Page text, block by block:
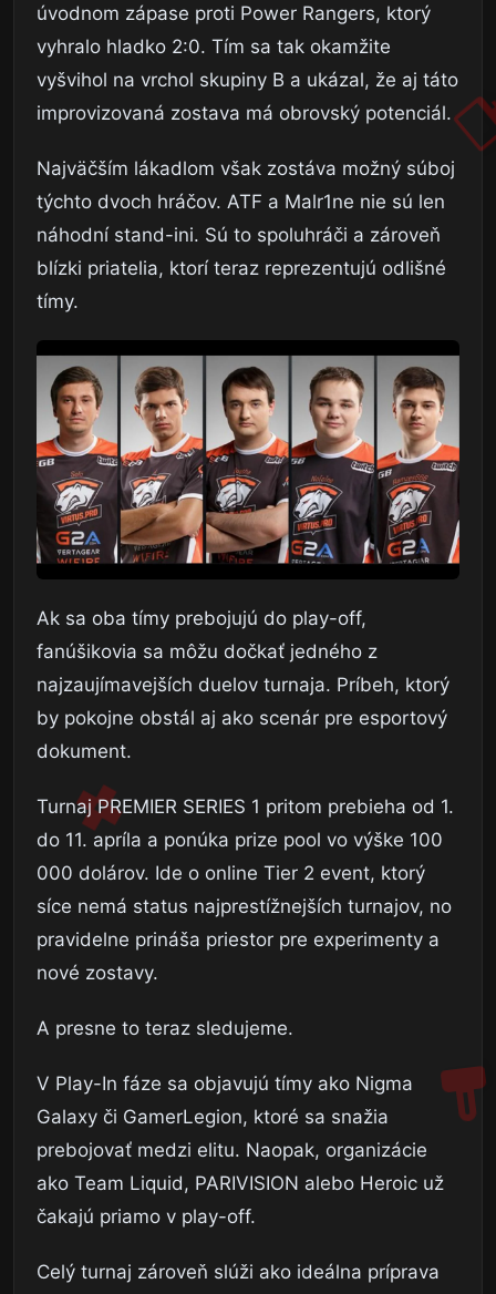
úvodnom zápase proti Power Rangers, ktorý
vyhralo hladko 2:0. Tím sa tak okamžite
vyšvihol na vrchol skupiny B a ukázal, že aj táto
improvizovaná zostava má obrovský potenciál.
Najväčším lákadlom však zostáva možný súboj
týchto dvoch hráčov. ATF a Malr1ne nie sú len
náhodní stand-ini. Sú to spoluhráči a zároveň
blízki priatelia, ktorí teraz reprezentujú odlišné
tímy.
Ak sa oba tímy prebojujú do play-off,
fanúšikovia sa môžu dočkať jedného z
najzaujímavejších duelov turnaja. Príbeh, ktorý
by pokojne obstál aj ako scenár pre esportový
dokument.
Turnaj PREMIER SERIES 1 pritom prebieha od 1.
do 11. apríla a ponúka prize pool vo výške 100
000 dolárov. Ide o online Tier 2 event, ktorý
síce nemá status najprestížnejších turnajov, no
pravidelne prináša priestor pre experimenty a
nové zostavy.
A presne to teraz sledujeme.
V Play-In fáze sa objavujú tímy ako Nigma
Galaxy či GamerLegion, ktoré sa snažia
prebojovať medzi elitu. Naopak, organizácie
ako Team Liquid, PARIVISION alebo Heroic už
čakajú priamo v play-off.
Celý turnaj zároveň slúži ako ideálna príprava